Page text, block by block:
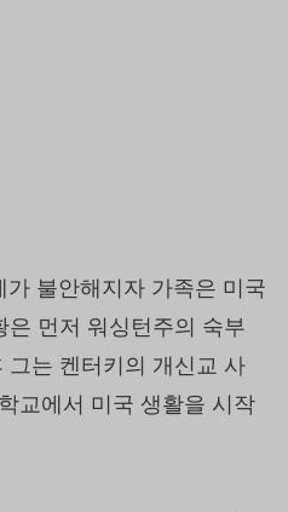
불안해지자 가족은 미국
은 먼저 워싱턴주의 숙부
그는 켄터키의 개신교 사
교에서 미국 생활을 시작